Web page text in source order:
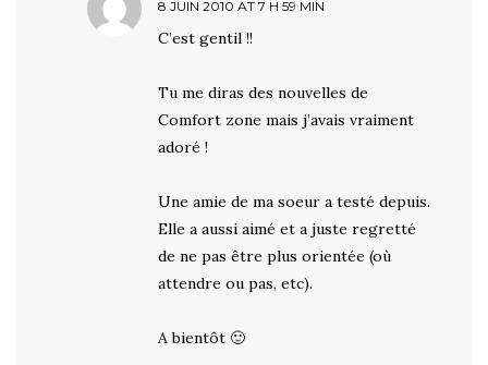
8 JUIN 2010 AT 7 H 59 MIN
C’est gentil !!
Tu me diras des nouvelles de
Comfort zone mais j’avais vraiment
adoré !
Une amie de ma soeur a testé depuis.
Elle a aussi aimé et a juste regretté
de ne pas être plus orientée (où
attendre ou pas, etc).
A bientôt 🙂